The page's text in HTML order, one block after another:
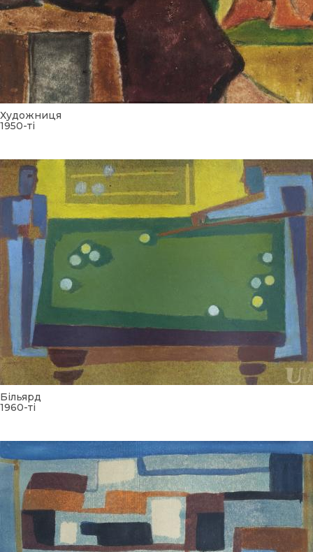
Художниця
1950-ті
Більярд
1960-ті